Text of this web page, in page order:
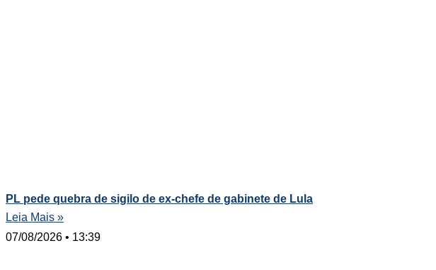
PL pede quebra de sigilo de ex-chefe de gabinete de Lula
Leia Mais »
07/08/2026
13:39